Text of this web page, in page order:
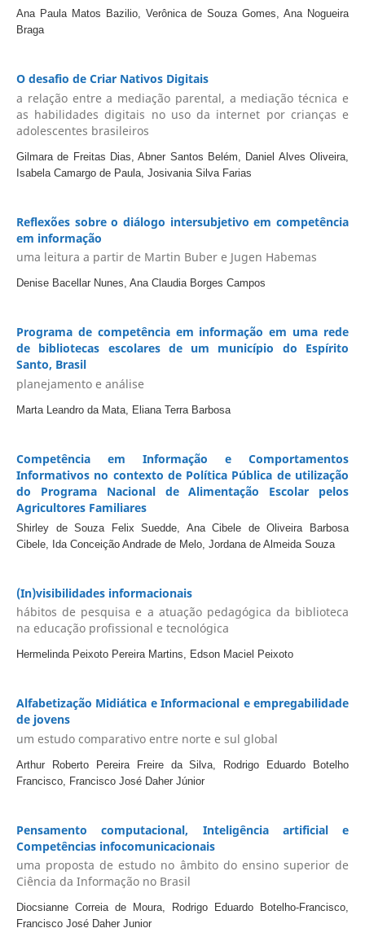
Ana Paula Matos Bazilio, Verônica de Souza Gomes, Ana Nogueira
Braga
O desafio de Criar Nativos Digitais
a relação entre a mediação parental, a mediação técnica e
as habilidades digitais no uso da internet por crianças e
adolescentes brasileiros
Gilmara de Freitas Dias, Abner Santos Belém, Daniel Alves Oliveira,
Isabela Camargo de Paula, Josivania Silva Farias
Reflexões sobre o diálogo intersubjetivo em competência
em informação
uma leitura a partir de Martin Buber e Jugen Habemas
Denise Bacellar Nunes, Ana Claudia Borges Campos
Programa de competência em informação em uma rede
de bibliotecas escolares de um município do Espírito
Santo, Brasil
planejamento e análise
Marta Leandro da Mata, Eliana Terra Barbosa
Competência em Informação e Comportamentos
Informativos no contexto de Política Pública de utilização
do Programa Nacional de Alimentação Escolar pelos
Agricultores Familiares
Shirley de Souza Felix Suedde, Ana Cibele de Oliveira Barbosa
Cibele, Ida Conceição Andrade de Melo, Jordana de Almeida Souza
(In)visibilidades informacionais
hábitos de pesquisa e a atuação pedagógica da biblioteca
na educação profissional e tecnológica
Hermelinda Peixoto Pereira Martins, Edson Maciel Peixoto
Alfabetização Midiática e Informacional e empregabilidade
de jovens
um estudo comparativo entre norte e sul global
Arthur Roberto Pereira Freire da Silva, Rodrigo Eduardo Botelho
Francisco, Francisco José Daher Júnior
Pensamento computacional, Inteligência artificial e
Competências infocomunicacionais
uma proposta de estudo no âmbito do ensino superior de
Ciência da Informação no Brasil
Diocsianne Correia de Moura, Rodrigo Eduardo Botelho-Francisco,
Francisco José Daher Junior